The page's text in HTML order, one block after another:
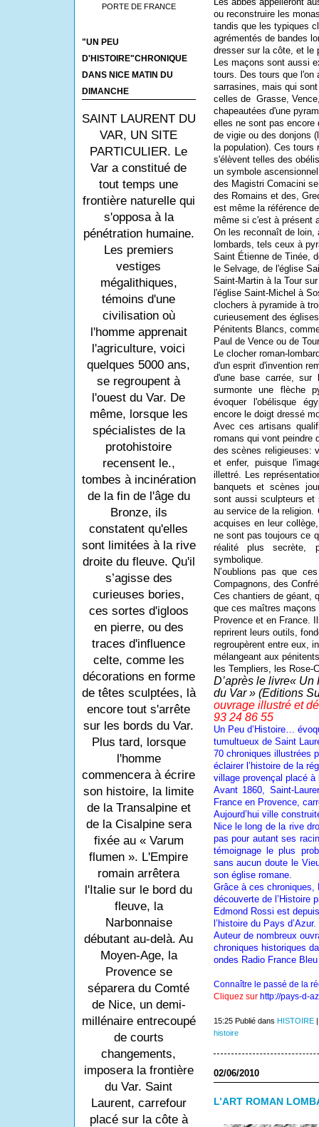
PORTE DE FRANCE
"UN PEU
D'HISTOIRE"CHRONIQUE
DANS NICE MATIN DU
DIMANCHE
SAINT LAURENT DU
VAR, UN SITE
PARTICULIER. Le
Var a constitué de
tout temps une
frontière naturelle qui
s'opposa à la
pénétration humaine.
Les premiers
vestiges
mégalithiques,
témoins d'une
civilisation où
l'homme apprenait
l'agriculture, voici
quelques 5000 ans,
se regroupent à
l'ouest du Var. De
même, lorsque les
spécialistes de la
protohistoire
recensent le.,
tombes à incinération
de la fin de l'âge du
Bronze, ils
constatent qu'elles
sont limitées à la rive
droite du fleuve. Qu'il
s’agisse des
curieuses bories,
ces sortes d'igloos
en pierre, ou des
traces d'influence
celte, comme les
décorations en forme
de têtes sculptées, là
encore tout s'arrête
sur les bords du Var.
Plus tard, lorsque
l'homme
commencera à écrire
son histoire, la limite
de la Transalpine et
de la Cisalpine sera
fixée au « Varum
flumen ». L'Empire
romain arrêtera
l'Italie sur le bord du
fleuve, la
Narbonnaise
débutant au-delà. Au
Moyen-Age, la
Provence se
séparera du Comté
de Nice, un demi-
millénaire entrecoupé
de courts
changements,
imposera la frontière
du Var. Saint
Laurent, carrefour
placé sur la côte à
ou reconstruire les
tandis que les typiques
agrémentés de bandes
dresser sur la côte, et le
Les maçons sont aussi
tours. Des tours que l'on
sarrasines, mais qui
celles de Grasse,
chapeautées d'une
elles ne sont pas
de vigie ou des donjons
la population). Ces
s'élèvent telles des
un symbole
des Magistri Comacini
des Romains et des,
est même la référence
même si c'est à présent
On les reconnaît de loin,
lombards, tels ceux à
Saint Étienne de Tinée,
le Selvage, de l'église
Saint-Martin à la Tour
l'église Saint-Michel à
clochers à pyramide à
curieusement des
Pénitents Blancs,
Paul de Vence ou de
Le clocher roman-
d'un esprit d'invention
d'une base carrée, sur
surmonte une flèche
évoquer l'obélisque
encore le doigt dressé
Avec ces artisans
romans qui vont peindre
des scènes religieuses:
et enfer, puisque
illettré. Les
banquets et scènes
sont aussi sculpteurs et
au service de la religion.
acquises en leur
ne sont pas toujours ce
réalité plus secrète,
symbolique.
N’oublions pas que
Compagnons, des
Ces chantiers de géant,
que ces maîtres maçons
Provence et en France.
reprirent leurs outils,
regroupèrent entre eux,
mélangeant aux
les Templiers, les Rose-
D’après le livre« Un
du Var » (Editions
ouvrage illustré et
93 24 86 55
Un Peu d’Histoire…
tumultueux de Saint
70 chroniques illustrées
éclairer l’histoire de la
village provençal placé à
Avant 1860, Saint-
France en Provence,
Aujourd’hui ville
Nice le long de la rive
pas pour autant ses
témoignage le plus
sans aucun doute le
son église romane.
Grâce à ces chroniques,
découverte de l’Histoire
Edmond Rossi est
l’histoire du Pays d’Azur.
Auteur de nombreux
chroniques historiques
ondes Radio France Bleu
Connaître le passé de la
Cliquez sur http://pays-d-
15:25 Publié dans HISTOIRE
histoire
02/06/2010
L’ART ROMAN